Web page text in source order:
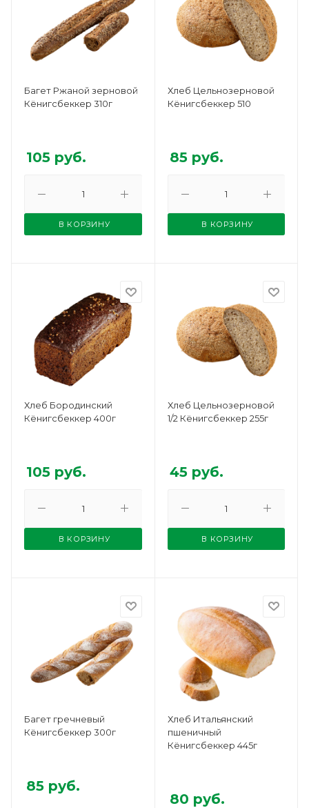
Багет Ржаной зерновой
Кёнигсбеккер 310г
105 руб.
В КОРЗИНУ
Хлеб Цельнозерновой
Кёнигсбеккер 510
85руб.
В КОРЗИНУ
Хлеб Бородинский
Кёнигсбеккер 400г
105 руб.
В КОРЗИНУ
Хлеб Цельнозерновой
1/2 Кёнигсбеккер 255г
45руб.
В КОРЗИНУ
Багет гречневый
Кёнигсбеккер 300г
85 руб.
Хлеб Итальянский
пшеничный
Кёнигсбеккер 445г
80 руб.